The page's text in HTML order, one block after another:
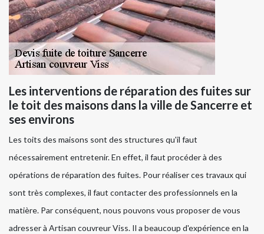
Les interventions de réparation des fuites sur
le toit des maisons dans la ville de Sancerre et
ses environs
Les toits des maisons sont des structures qu'il faut
nécessairement entretenir. En effet, il faut procéder à des
opérations de réparation des fuites. Pour réaliser ces travaux qui
sont très complexes, il faut contacter des professionnels en la
matière. Par conséquent, nous pouvons vous proposer de vous
adresser à Artisan couvreur Viss. Il a beaucoup d'expérience en la